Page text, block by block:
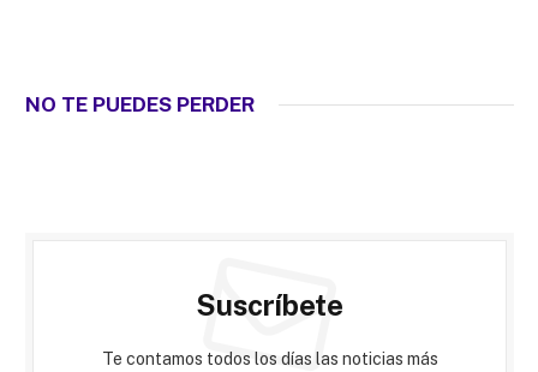
NO TE PUEDES PERDER
Suscríbete
Te contamos todos los días las noticias más